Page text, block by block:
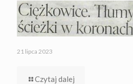
21 lipca 2023
Czytaj dalej